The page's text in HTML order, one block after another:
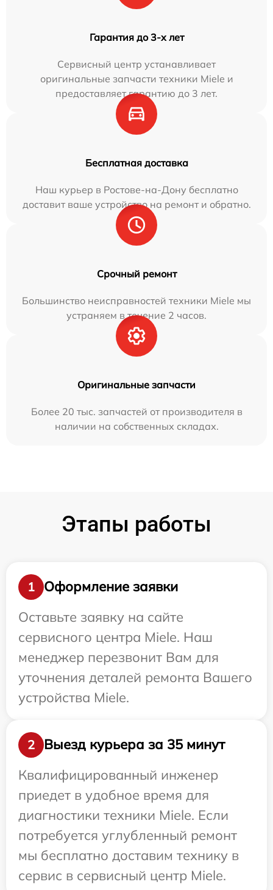
Гарантия до 3-х лет
Сервисный центр устанавливает
оригинальные запчасти техники Miele и
предоставляет гарантию до 3 лет.
Бесплатная доставка
Наш курьер в Ростове-на-Дону бесплатно
доставит ваше устройство на ремонт и обратно.
Срочный ремонт
Большинство неисправностей техники Miele мы
устраняем в течение 2 часов.
Оригинальные запчасти
Более 20 тыс. запчастей от производителя в
наличии на собственных складах.
Этапы работы
1
Оформление заявки
Оставьте заявку на сайте
сервисного центра Miele. Наш
менеджер перезвонит Вам для
уточнения деталей ремонта Вашего
устройства Miele.
2
Выезд курьера за 35 минут
Квалифицированный инженер
приедет в удобное время для
диагностики техники Miele. Если
потребуется углубленный ремонт
мы бесплатно доставим технику в
сервис в сервисный центр Miele.